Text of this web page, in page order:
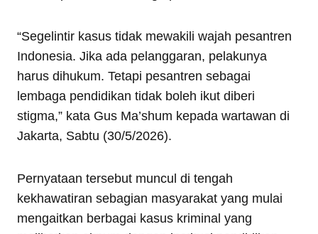
“Segelintir kasus tidak mewakili wajah pesantren
Indonesia. Jika ada pelanggaran, pelakunya
harus dihukum. Tetapi pesantren sebagai
lembaga pendidikan tidak boleh ikut diberi
stigma,” kata Gus Ma’shum kepada wartawan di
Jakarta, Sabtu (30/5/2026).
Pernyataan tersebut muncul di tengah
kekhawatiran sebagian masyarakat yang mulai
mengaitkan berbagai kasus kriminal yang